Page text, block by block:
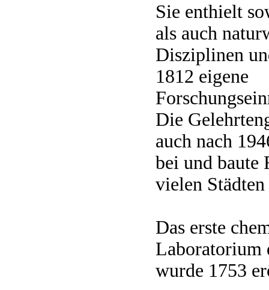
Sie enthielt
als auch
Disziplinen
1812 eigene
Die
auch nach
bei und baute
vielen
Das erste
Laboratorium
wurde 1753